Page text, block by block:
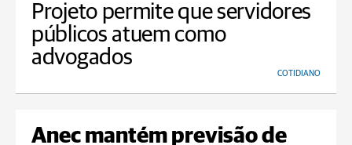
Projeto permite que servidores
públicos atuem como
advogados
COTIDIANO
Anec mantém previsão de